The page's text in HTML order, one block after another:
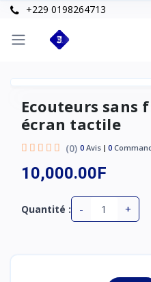
+229 0198264713
Ecouteurs sans
écran tactile
(0) 0 Avis 0
10,000.00F
Quantité : - +